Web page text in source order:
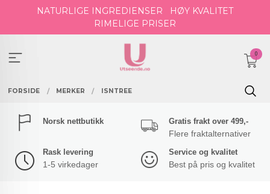
NATURLIGE INGREDIENSER
HØY KVALITET
RIMELIGE PRISER
0
FORSIDE MERKER ISNTREE
Norsk nettbutikk Gratis frakt over 499,-
Flere fraktalternativer
Rask levering
1-5 virkedager
Service og kvalitet
Best på pris og kvalitet